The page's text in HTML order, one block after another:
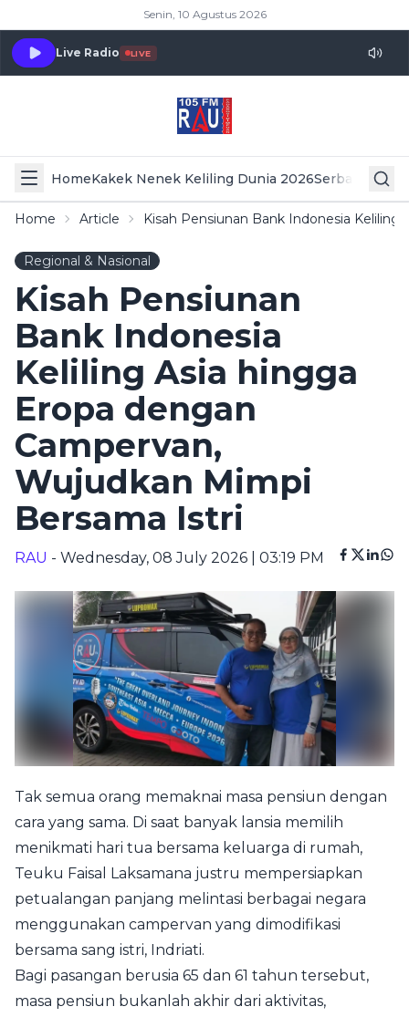
Senin, 10 Agustus 2026
Live Radio LIVE
HomeKakek Nenek Keliling Dunia 2026Serba Serbi
Home Article Kisah Pensiunan Bank Indonesia
Regional & Nasional
Kisah Pensiunan
Bank Indonesia
Keliling Asia hingga
Eropa dengan
Campervan,
Wujudkan Mimpi
Bersama Istri
RAU - Wednesday, 08 July 2026 | 03:19 PM
Tak semua orang memaknai masa pensiun dengan
cara yang sama. Di saat banyak lansia memilih
menikmati hari tua bersama keluarga di rumah,
Teuku Faisal Laksamana justru mempersiapkan
petualangan panjang melintasi berbagai negara
menggunakan campervan yang dimodifikasi
bersama sang istri, Indriati.
Bagi pasangan berusia 65 dan 61 tahun tersebut,
masa pensiun bukanlah akhir dari aktivitas,